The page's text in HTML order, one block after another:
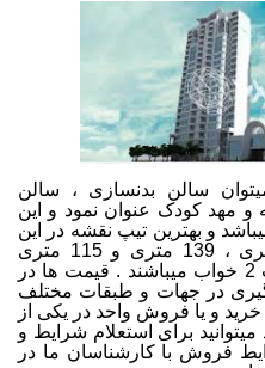
سالن بدنسازی ، سالن
، لابی 24 ساعته و مهد کودک عنوان نمود و این
و بهترین تیپ نقشه در این
برج را واحد های 105 متری ، 139 متری و 115 متری
تشکیل داده اند که بصورت 2 خواب میباشند . قیمت ها در
در جهات و طبقات مختلف
و یا فروش واحد در یکی از
میتوانید برای استعلام شرایط و
فروش با کارشناسان ما در